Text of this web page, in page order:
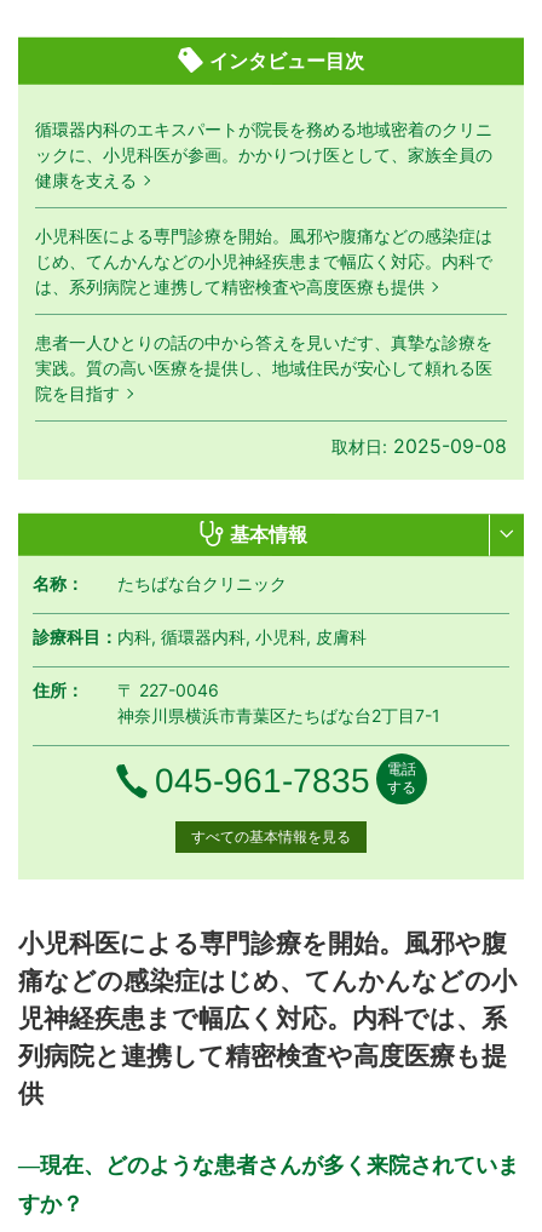
インタビュー目次
循環器内科のエキスパートが院長を務める地域密着のクリニ
ックに、小児科医が参画。かかりつけ医として、家族全員の
健康を支える
小児科医による専門診療を開始。風邪や腹痛などの感染症は
じめ、てんかんなどの小児神経疾患まで幅広く対応。内科で
は、系列病院と連携して精密検査や高度医療も提供
患者一人ひとりの話の中から答えを見いだす、真摯な診療を
実践。質の高い医療を提供し、地域住民が安心して頼れる医
院を目指す
取材日: 2025-09-08
基本情報
名称： たちばな台クリニック
診療科目： 内科, 循環器内科, 小児科, 皮膚科
住所：
〒 227-0046
神奈川県横浜市青葉区たちばな台2丁目7-1
電話番号
045-961-7835
電話
する
すべての基本情報を見る
8:30～11:30
● ● ● ● ●
●
12:30～16:30
● ● ● ● ● ●
休診日: 日、祝
備考: 発熱感染症外来
※完全予約制(電話予約のみ)
元気な子外来(乳児健診、予防接種、健康相談等の専用時間で
小児科医による専門診療を開始。風邪や腹
痛などの感染症はじめ、てんかんなどの小
児神経疾患まで幅広く対応。内科では、系
列病院と連携して精密検査や高度医療も提
供
現在、どのような患者さんが多く来院されていま
すか？